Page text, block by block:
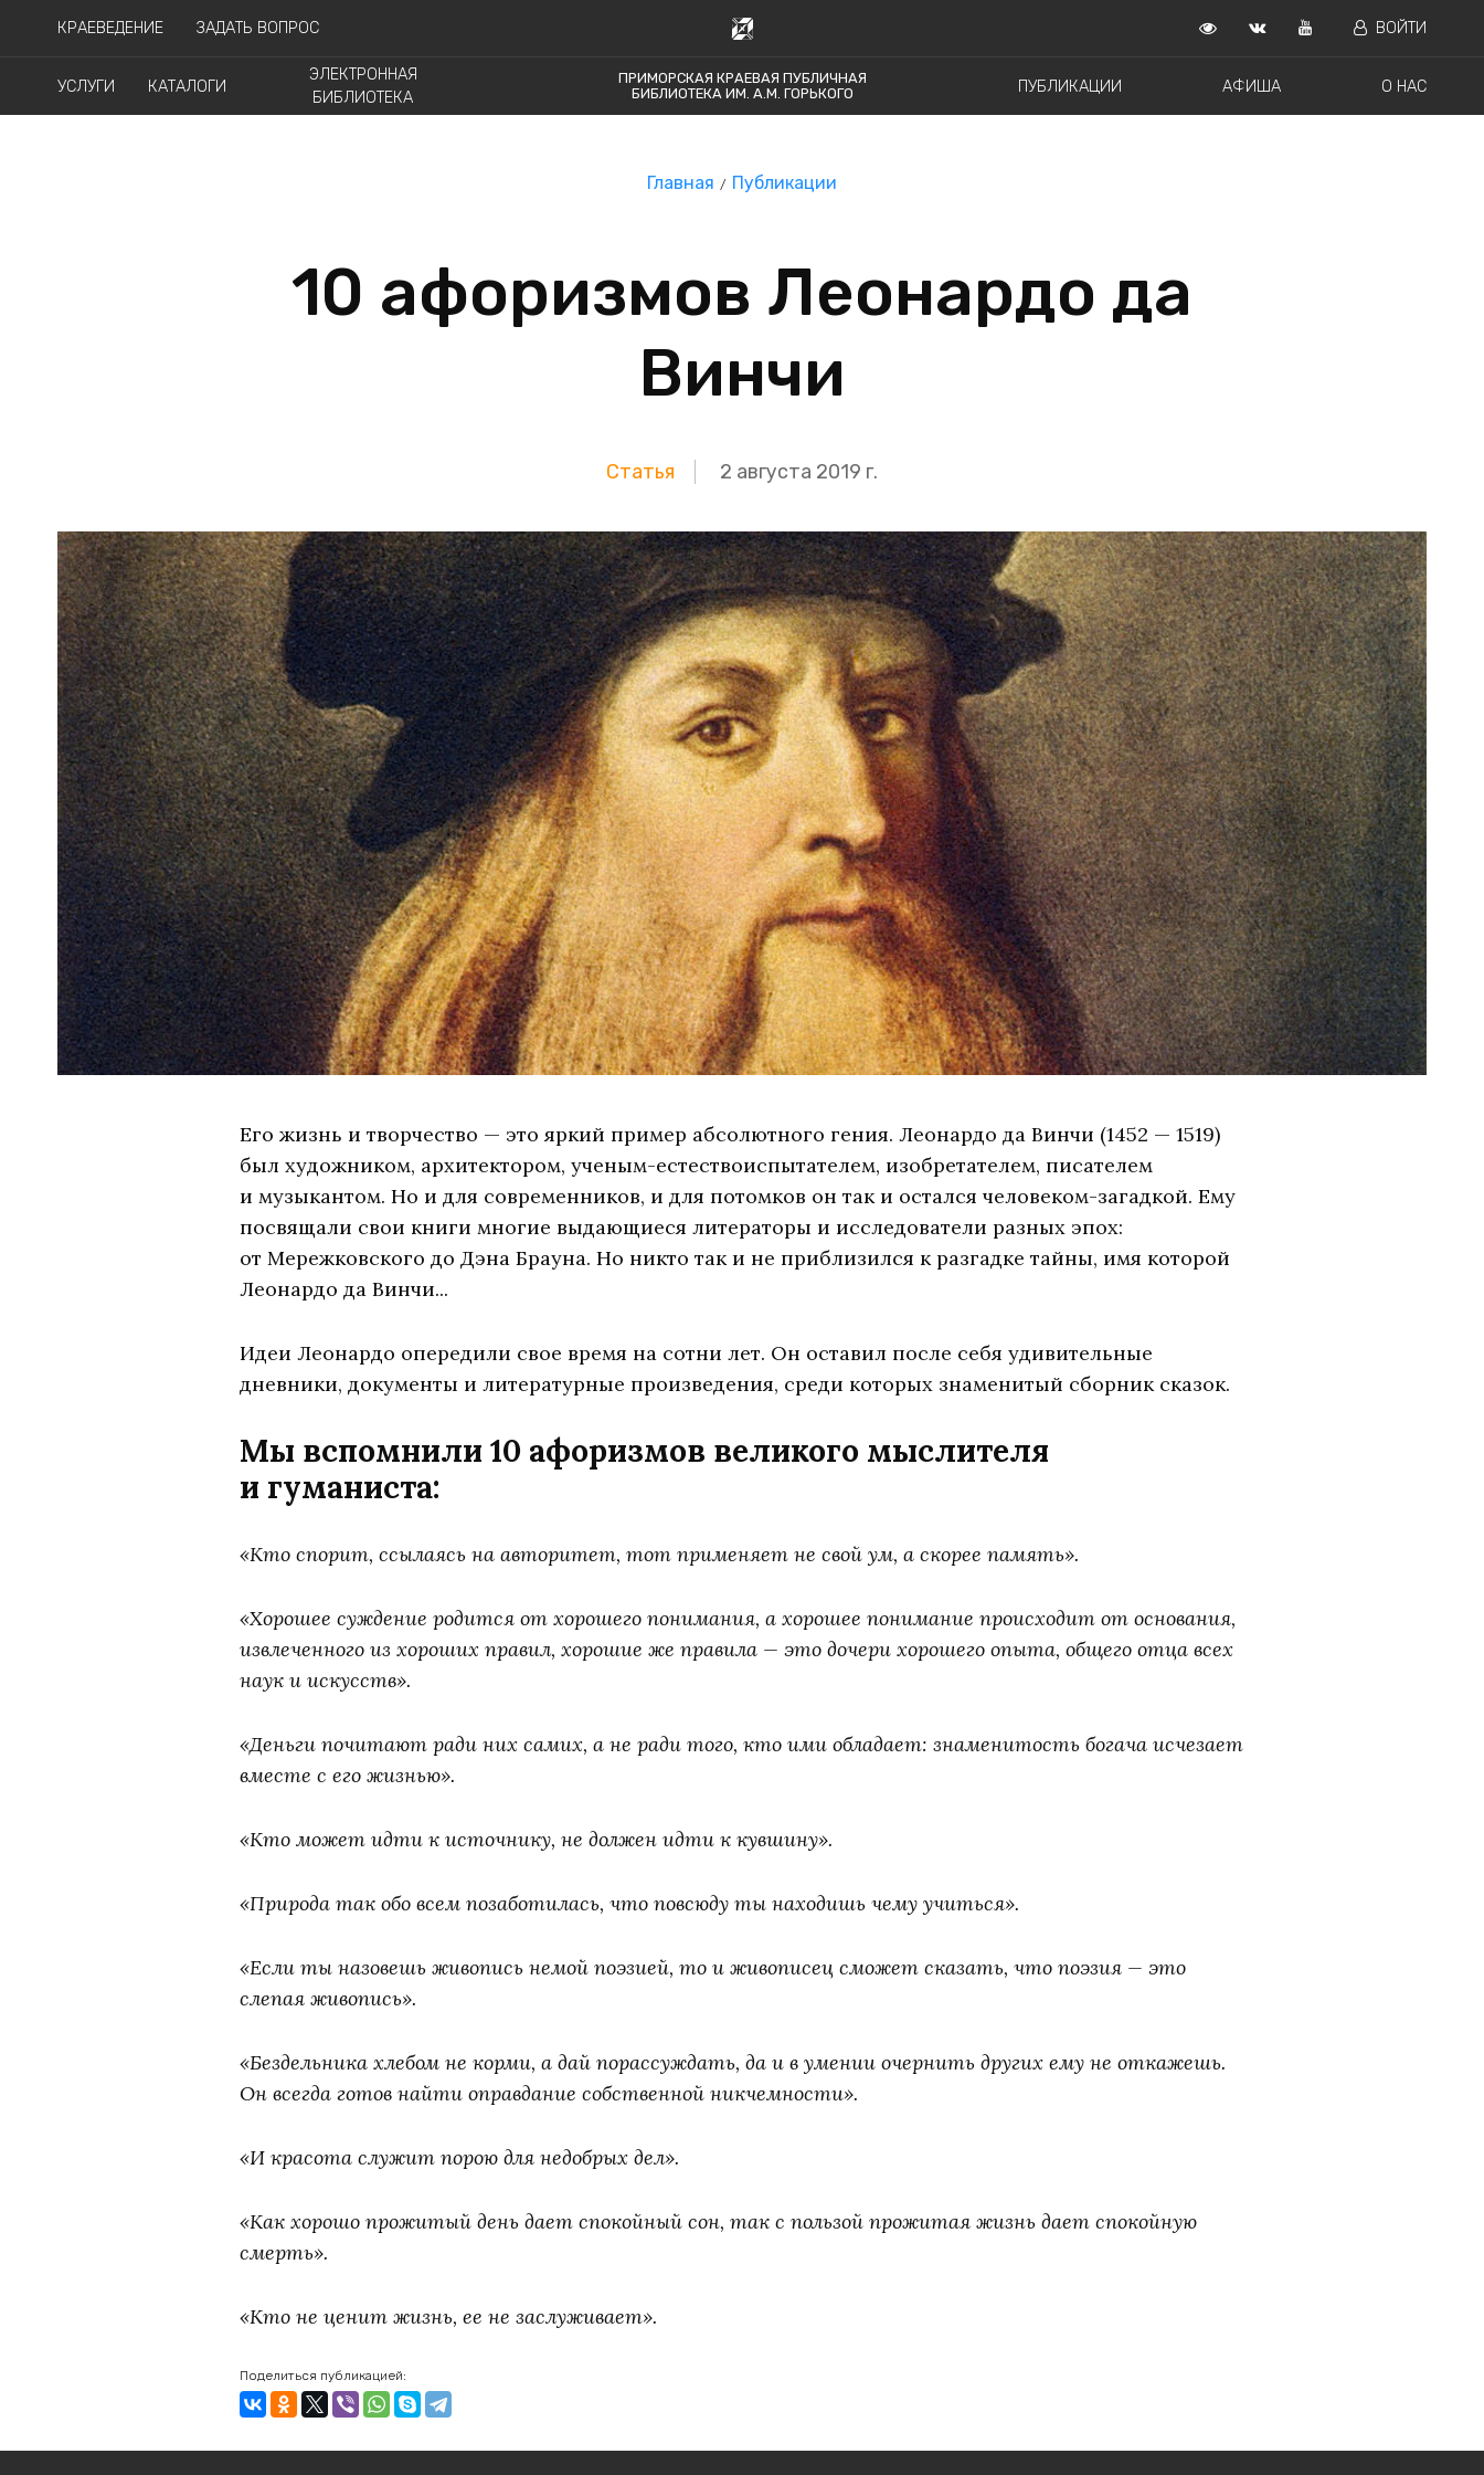
КРАЕВЕДЕНИЕ ЗАДАТЬ ВОПРОС ВОЙТИ
УСЛУГИ КАТАЛОГИ
ЭЛЕКТРОННАЯ
БИБЛИОТЕКА
ПРИМОРСКАЯ КРАЕВАЯ ПУБЛИЧНАЯ
БИБЛИОТЕКА ИМ. А.М. ГОРЬКОГО
ПУБЛИКАЦИИ АФИША О НАС
Главная Публикации
10 афоризмов Леонардо да
Винчи
Статья 2 августа 2019 г.
Его жизнь и творчество — это яркий пример абсолютного гения. Леонардо да Винчи (1452 — 1519)
был художником, архитектором, ученым-естествоиспытателем, изобретателем, писателем
и музыкантом. Но и для современников, и для потомков он так и остался человеком-загадкой. Ему
посвящали свои книги многие выдающиеся литераторы и исследователи разных эпох:
от Мережковского до Дэна Брауна. Но никто так и не приблизился к разгадке тайны, имя которой
Леонардо да Винчи...
Идеи Леонардо опередили свое время на сотни лет. Он оставил после себя удивительные
дневники, документы и литературные произведения, среди которых знаменитый сборник сказок.
Мы вспомнили 10 афоризмов великого мыслителя
и гуманиста:
«Кто спорит, ссылаясь на авторитет, тот применяет не свой ум, а скорее память».
«Хорошее суждение родится от хорошего понимания, а хорошее понимание происходит от основания,
извлеченного из хороших правил, хорошие же правила — это дочери хорошего опыта, общего отца всех
наук и искусств».
«Деньги почитают ради них самих, а не ради того, кто ими обладает: знаменитость богача исчезает
вместе с его жизнью».
«Кто может идти к источнику, не должен идти к кувшину».
«Природа так обо всем позаботилась, что повсюду ты находишь чему учиться».
«Если ты назовешь живопись немой поэзией, то и живописец сможет сказать, что поэзия — это
слепая живопись».
«Бездельника хлебом не корми, а дай порассуждать, да и в умении очернить других ему не откажешь.
Он всегда готов найти оправдание собственной никчемности».
«И красота служит порою для недобрых дел».
«Как хорошо прожитый день дает спокойный сон, так с пользой прожитая жизнь дает спокойную
смерть».
«Кто не ценит жизнь, ее не заслуживает».
Поделиться публикацией: